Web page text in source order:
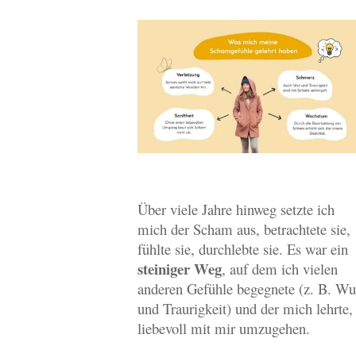
Über viele Jahre hinweg setzte ich
mich der Scham aus, betrachtete sie,
fühlte sie, durchlebte sie. Es war ein
steiniger Weg, auf dem ich vielen
anderen Gefühle begegnete (z. B.
und Traurigkeit) und der mich lehrte,
liebevoll mit mir umzugehen.